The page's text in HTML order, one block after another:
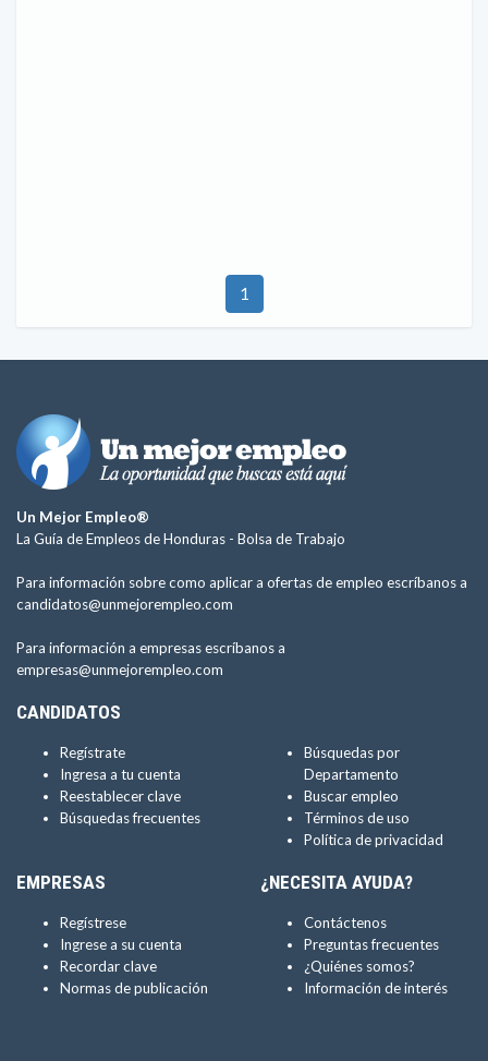
1
Un Mejor Empleo®
La Guía de Empleos de Honduras - Bolsa de Trabajo
Para información sobre como aplicar a ofertas de empleo escríbanos a
candidatos@unmejorempleo.com
Para información a empresas escríbanos a
empresas@unmejorempleo.com
CANDIDATOS
Regístrate
Ingresa a tu cuenta
Reestablecer clave
Búsquedas frecuentes
Búsquedas por
Departamento
Buscar empleo
Términos de uso
Política de privacidad
EMPRESAS
Regístrese
Ingrese a su cuenta
Recordar clave
Normas de publicación
¿NECESITA AYUDA?
Contáctenos
Preguntas frecuentes
¿Quiénes somos?
Información de interés